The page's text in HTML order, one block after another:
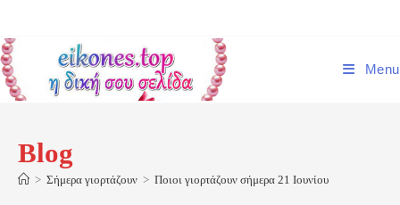
content
Menu
Blog
> Σήμερα γιορτάζουν > Ποιοι γιορτάζουν σήμερα 21 Ιουνίου